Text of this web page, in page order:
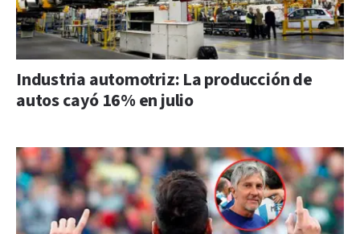
Industria automotriz: La producción de
autos cayó 16% en julio